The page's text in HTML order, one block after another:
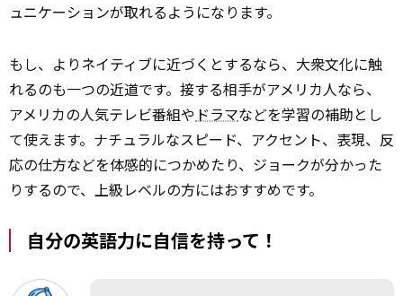
ュニケーションが取れるようになります。
もし、よりネイティブに近づくとするなら、大衆文化に触
れるのも一つの近道です。接する相手がアメリカ人なら、
アメリカの人気テレビ番組や ドラマなどを学習の補助とし
て使えます。ナチュラルなスピード、アクセント、表現、反
応の仕方などを体感的につかめたり、ジョークが分かった
りするので、上級レベルの方にはおすすめです。
自分の英語力に自信を持って！